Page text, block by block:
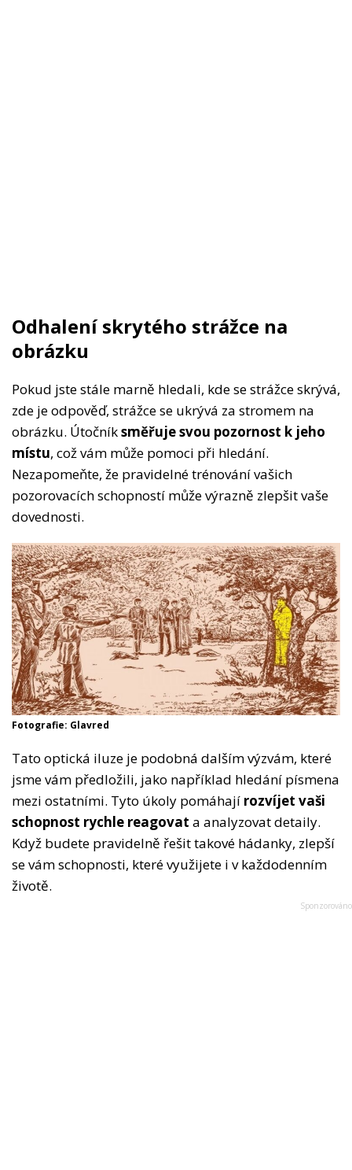
Odhalení skrytého strážce na
obrázku
Pokud jste stále marně hledali, kde se strážce skrývá,
zde je odpověď, strážce se ukrývá za stromem na
obrázku. Útočníksměřuje svou pozornost k jeho
místu, což vám může pomoci při hledání.
Nezapomeňte, že pravidelné trénování vašich
pozorovacích schopností může výrazně zlepšit vaše
dovednosti.
Fotografie: Glavred
Tato optická iluze je podobná dalším výzvám, které
jsme vám předložili, jako například hledání písmena
mezi ostatními. Tyto úkoly pomáhají rozvíjet vaši
schopnost rychle reagovat a analyzovat detaily.
Když budete pravidelně řešit takové hádanky, zlepší
se vám schopnosti, které využijete i v každodenním
životě.